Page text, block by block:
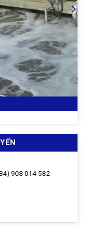
908 014 582